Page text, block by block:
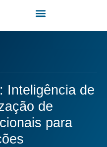
Inteligência de
de
para